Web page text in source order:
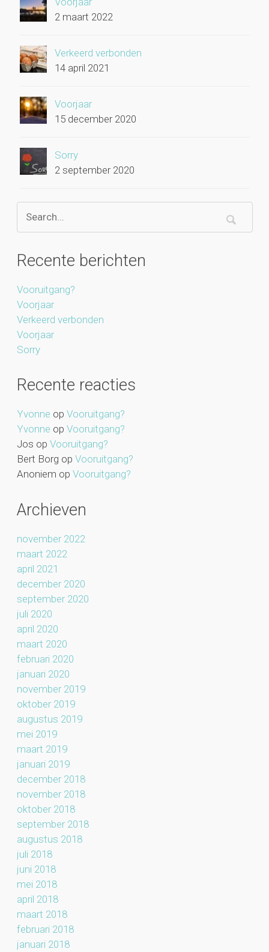
2 maart 2022
Verkeerd verbonden
14 april 2021
Voorjaar
15 december 2020
Sorry
2 september 2020
Recente berichten
Vooruitgang?
Voorjaar
Verkeerd verbonden
Voorjaar
Sorry
Recente reacties
Yvonne op Vooruitgang?
Yvonne op Vooruitgang?
Jos op Vooruitgang?
Bert Borg op Vooruitgang?
Anoniem op Vooruitgang?
Archieven
november 2022
maart 2022
april 2021
december 2020
september 2020
juli 2020
april 2020
maart 2020
februari 2020
januari 2020
november 2019
oktober 2019
augustus 2019
mei 2019
maart 2019
januari 2019
december 2018
november 2018
oktober 2018
september 2018
augustus 2018
juli 2018
juni 2018
mei 2018
april 2018
maart 2018
februari 2018
januari 2018